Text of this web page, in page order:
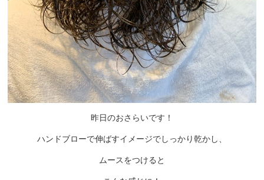
昨日のおさらいです！
ハンドブローで伸ばすイメージでしっかり乾かし、
ムースをつけると